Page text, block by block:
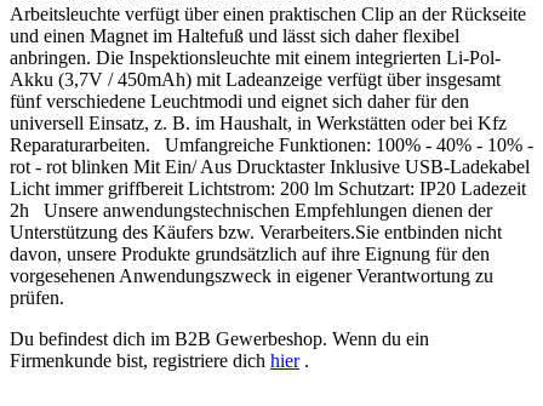
Arbeitsleuchte verfügt über einen praktischen Clip an der Rückseite
und einen Magnet im Haltefuß und lässt sich daher flexibel
anbringen. Die Inspektionsleuchte mit einem integrierten Li-Pol-
Akku (3,7V / 450mAh) mit Ladeanzeige verfügt über insgesamt
fünf verschiedene Leuchtmodi und eignet sich daher für den
universell Einsatz, z. B. im Haushalt, in Werkstätten oder bei Kfz
Reparaturarbeiten. Umfangreiche Funktionen: 100% - 40% - 10% -
rot - rot blinken Mit Ein/ Aus Drucktaster Inklusive USB-Ladekabel
Licht immer griffbereit Lichtstrom: 200 lm Schutzart: IP20 Ladezeit
2h Unsere anwendungstechnischen Empfehlungen dienen der
Unterstützung des Käufers bzw. Verarbeiters.Sie entbinden nicht
davon, unsere Produkte grundsätzlich auf ihre Eignung für den
vorgesehenen Anwendungszweck in eigener Verantwortung zu
prüfen.
Du befindest dich im B2B Gewerbeshop. Wenn du ein
Firmenkunde bist, registriere dich hier.